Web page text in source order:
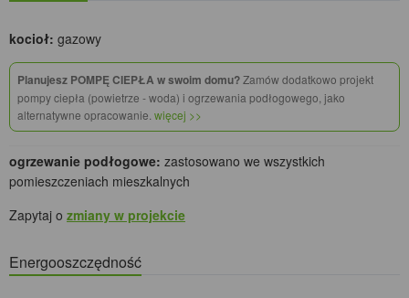
kocioł: gazowy
Planujesz POMPĘ CIEPŁA w swoim domu?Zamów dodatkowo projekt
pompy ciepła (powietrze - woda) i ogrzewania podłogowego, jako
alternatywne opracowanie. więcej >>
ogrzewanie podłogowe: zastosowano we wszystkich
pomieszczeniach mieszkalnych
Zapytaj o zmiany w projekcie
Energooszczędność